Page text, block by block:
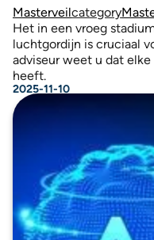
Masterveilcategory
Het in een vroeg
luchtgordijn is cruciaal
adviseur weet u dat
heeft.
2025-11-10